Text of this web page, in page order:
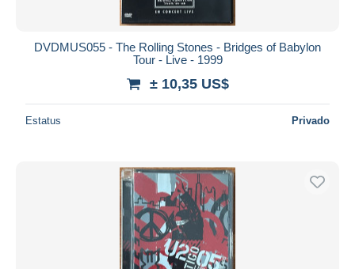
DVDMUS055 - The Rolling Stones - Bridges of Babylon
Tour - Live - 1999
± 10,35 US$
Estatus Privado